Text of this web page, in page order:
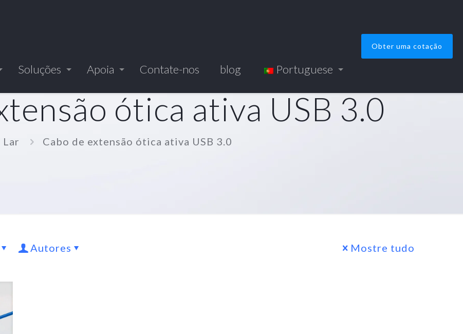
Soluções Apoia Contate-nos blog Portuguese
Obter uma cotação
ótica ativa USB 3.0
Lar Cabo de extensão ótica ativa USB 3.0
Autores Mostre tudo